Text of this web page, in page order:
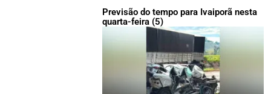
Previsão do tempo para Ivaiporã nesta
quarta-feira (5)